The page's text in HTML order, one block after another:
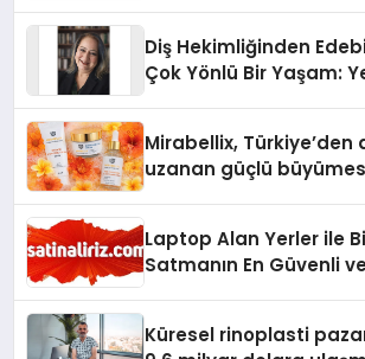
Diş Hekimliğinden
Çok Yönlü Bir Yaşam:
Mirabellix, Türkiye’den
uzanan güçlü
Laptop Alan Yerler ile
Satmanın En Güvenli
Küresel rinoplasti